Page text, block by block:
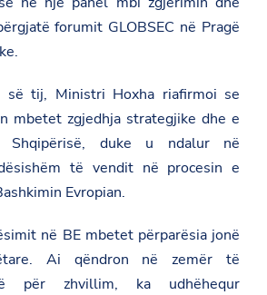
forumit GLOBSEC në Pragë
së tij, Ministri Hoxha riafirmoi se
mbetet zgjedhja strategjike dhe e
Shqipërisë, duke u ndalur në
të vendit në procesin e
Evropian.
në BE mbetet përparësia jonë
Ai qëndron në zemër të
për zhvillim, ka udhëhequr